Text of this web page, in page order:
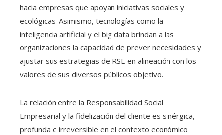
hacia empresas que apoyan iniciativas sociales y
ecológicas. Asimismo, tecnologías como la
inteligencia artificial y el big data brindan a las
organizaciones la capacidad de prever necesidades y
ajustar sus estrategias de RSE en alineación con los
valores de sus diversos públicos objetivo.
La relación entre la Responsabilidad Social
Empresarial y la fidelización del cliente es sinérgica,
profunda e irreversible en el contexto económico